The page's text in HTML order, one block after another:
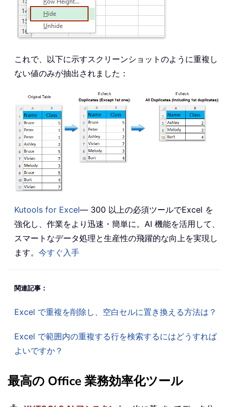
これで、以下に示すスクリーンショットのように重複し
ない値のみが抽出されました：
Kutools for Excel— 300 以上の必須ツールでExcel を
強化し、作業をより迅速・簡単に。AI 機能を活用して、
スマートなデータ処理と生産性の飛躍的な向上を実現し
ます。 今すぐ入手
関連記事：
Excel で重複を削除し、空白セルに置き換える方法は？
Excel で範囲内の重複する行を検索するにはどうすれば
よいですか？
最高の Office 業務効率化ツール